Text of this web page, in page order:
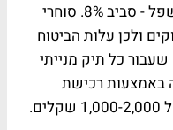
בימים אלו סטיית התקן בבורסה בשפל - סביב 8%. סוחרי
ולכן עלות הביטוח
כל תיק מנייתי
הגנה באמצעות רכישת